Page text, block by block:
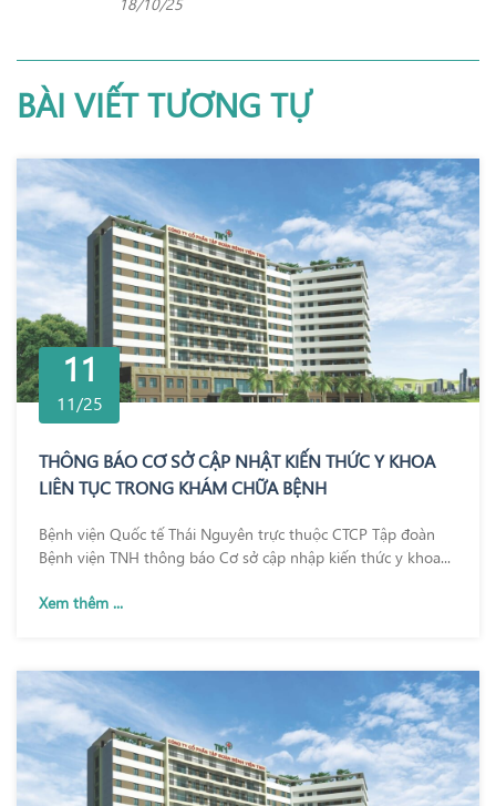
BÀI VIẾT TƯƠNG TỰ
11
11/25
THÔNG BÁO CƠ SỞ CẬP NHẬT KIẾN THỨC Y KHOA
LIÊN TỤC TRONG KHÁM CHỮA BỆNH
Bệnh viện Quốc tế Thái Nguyên trực thuộc CTCP Tập đoàn
Bệnh viện TNH thông báo Cơ sở cập nhập kiến thức y khoa...
Xem thêm ...